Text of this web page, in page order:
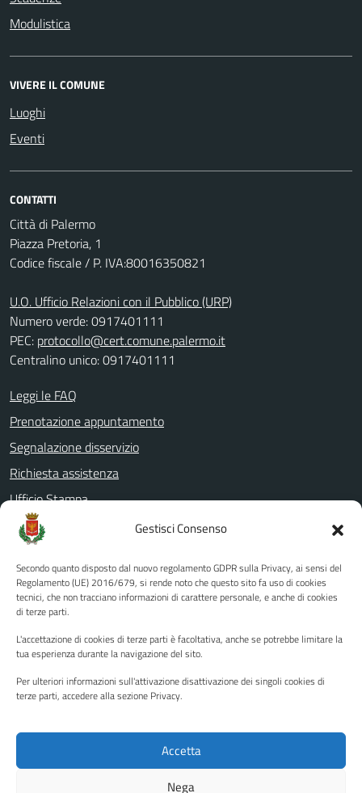
Gestisci Consenso
Secondo quanto disposto dal nuovo regolamento GDPR sulla Privacy, ai sensi del
Regolamento (UE) 2016/679, si rende noto che questo sito fa uso di cookies
tecnici, che non tracciano informazioni di carattere personale, e anche di cookies
di terze parti.
L'accettazione di cookies di terze parti è facoltativa, anche se potrebbe limitare la
tua esperienza durante la navigazione del sito.
Per ulteriori informazioni sull'attivazione disattivazione dei singoli cookies di
terze parti, accedere alla sezione Privacy.
Accetta
Nega
Modulistica
VIVERE IL COMUNE
Luoghi
Eventi
CONTATTI
Città di Palermo
Piazza Pretoria, 1
Codice fiscale / P. IVA:80016350821
U.O. Ufficio Relazioni con il Pubblico (URP)
Numero verde: 0917401111
PEC: protocollo@cert.comune.palermo.it
Centralino unico: 0917401111
Leggi le FAQ
Prenotazione appuntamento
Segnalazione disservizio
Richiesta assistenza
Ufficio Stampa
Amministrazione Trasparente
Albo pretorio
Informativa privacy
Note legali
Piano di miglioramento del sito
Instagram